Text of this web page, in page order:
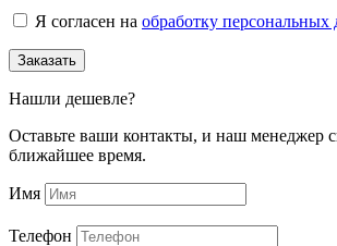
Я согласен на обработку персональных
Заказать
Нашли дешевле?
Оставьте ваши контакты, и наш менеджер
ближайшее время.
Имя
Телефон